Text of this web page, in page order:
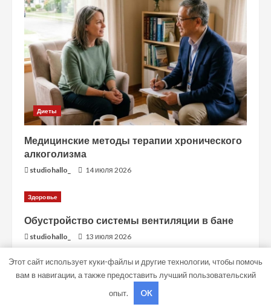
Диеты
Медицинские методы терапии хронического
алкоголизма
studiohallo_ 14 июля 2026
Здоровье
Обустройство системы вентиляции в бане
studiohallo_ 13 июля 2026
Copyright © Все права защищены.|MoreNewsот AF
themes.
Этот сайт использует куки-файлы и другие технологии, чтобы помочь
вам в навигации, а также предоставить лучший пользовательский
опыт.
OK